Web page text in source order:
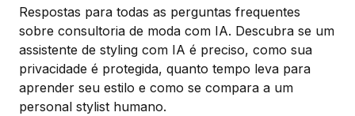
Respostas para todas as perguntas frequentes
sobre consultoria de moda com IA. Descubra se um
assistente de styling com IA é preciso, como sua
privacidade é protegida, quanto tempo leva para
aprender seu estilo e como se compara a um
personal stylist humano.